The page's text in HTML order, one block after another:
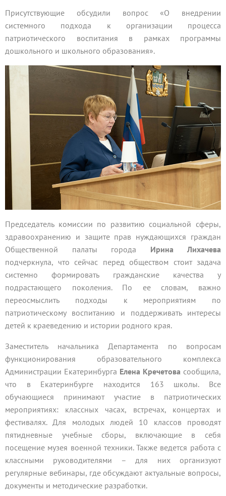
Присутствующие обсудили вопрос «О внедрении
системного подхода к организации процесса
патриотического воспитания в рамках программы
дошкольного и школьного образования».
Председатель комиссии по развитию социальной сферы,
здравоохранению и защите прав нуждающихся граждан
Общественной палаты города Ирина Лихачева
подчеркнула, что сейчас перед обществом стоит задача
системно формировать гражданские качества у
подрастающего поколения. По ее словам, важно
переосмыслить подходы к мероприятиям по
патриотическому воспитанию и поддерживать интересы
детей к краеведению и истории родного края.
Заместитель начальника Департамента по вопросам
функционирования образовательного комплекса
Администрации Екатеринбурга Елена Кречетова сообщила,
что в Екатеринбурге находится 163 школы. Все
обучающиеся принимают участие в патриотических
мероприятиях: классных часах, встречах, концертах и
фестивалях. Для молодых людей 10 классов проводят
пятидневные учебные сборы, включающие в себя
посещение музея военной техники. Также ведется работа с
классными руководителями – для них организуют
регулярные вебинары, где обсуждают актуальные вопросы,
документы и методические разработки.